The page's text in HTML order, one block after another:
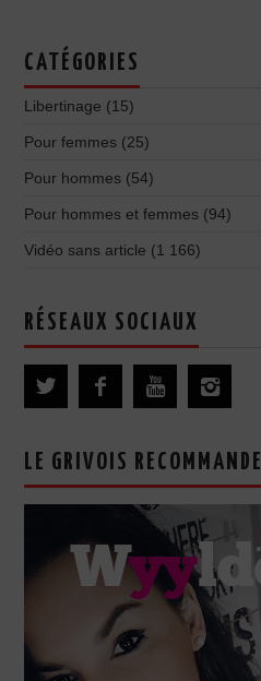
CATÉGORIES
Libertinage (15)
Pour femmes (25)
Pour hommes (54)
Pour hommes et femmes (94)
Vidéo sans article (1 166)
RÉSEAUX SOCIAUX
LE GRIVOIS RECOMMANDE